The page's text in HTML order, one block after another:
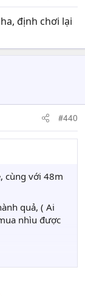
định chơi lại
#440
cùng với 48m
quả, ( Ai
nhìu được